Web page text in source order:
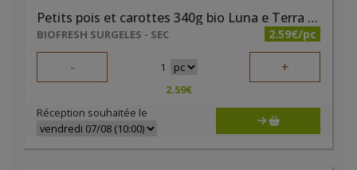
Petits pois et carottes 340g bio Luna e Terra DEMETER
BIOFRESH SURGELES - SEC 2.59€/pc
- 1 +
2.59€
Réception souhaitée le